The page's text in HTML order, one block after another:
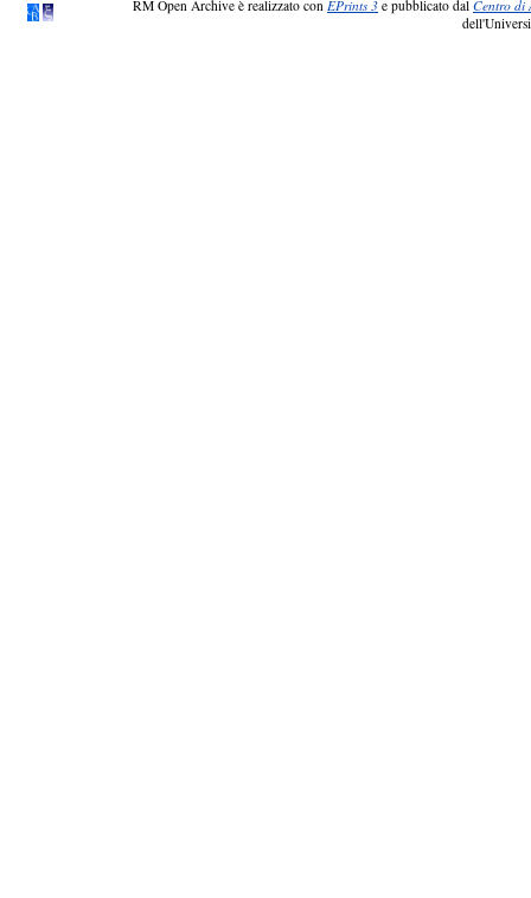
RM Open Archive è realizzato con EPrints 3 e pubblicato dal Centro di